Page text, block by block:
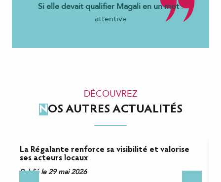
Si elle devait qualifier Magali en un mot:
attentive
DÉCOUVREZ
NOS AUTRES ACTUALITÉS
La Régalante renforce sa visibilité et valorise
ses acteurs locaux
Publié le 29 mai 2026